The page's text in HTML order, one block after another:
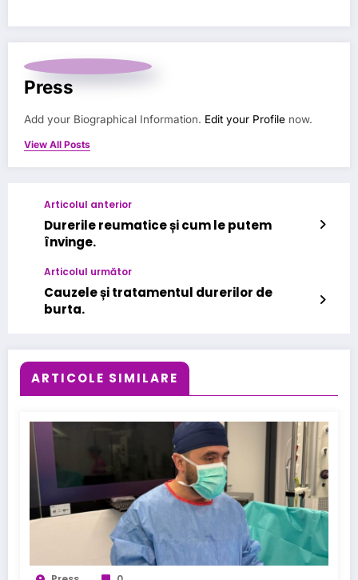
Press
Add your Biographical Information. Edit your Profile now.
View All Posts
Articolul anterior
Durerile reumatice și cum le putem
învinge.
Articolul următor
Cauzele și tratamentul durerilor de
burta.
ARTICOLE SIMILARE